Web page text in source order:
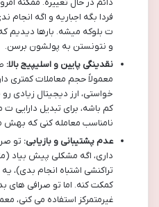
فردا بگه اجباریه و اگه
ت بلوکه میشه. بارها دیدیم که
و نتونستن به پولشون برسن.
نقدینگی پایین و اسلیپیج بالا:
معمولاً حجم معاملات کمتری
خواستی، ارز دیجیتال زیادی
کم باشه، برای تبدیل دارایی
نامناسب معامله کنی که بهش
عدم پشتیبانی و بازیابی: تو
داری، اگه مشکلی پیش بیاد
تراکنشی اشتباه انجام بدی)،
غیرمتمرکز استفاده می کنی،